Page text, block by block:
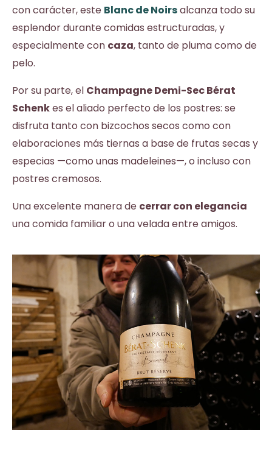
con carácter, este Blanc de Noirsalcanza todo su
esplendor durante comidas estructuradas, y
especialmente con caza, tanto de pluma como de
pelo.
Por su parte, el Champagne Demi-Sec Bérat
Schenkes el aliado perfecto de los postres: se
disfruta tanto con bizcochos secos como con
elaboraciones más tiernas a base de frutas secas y
especias —como unas madeleines—, o incluso con
postres cremosos.
Una excelente manera de cerrar con elegancia
una comida familiar o una velada entre amigos.